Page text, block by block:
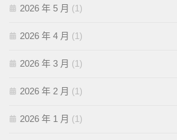
2026 年 5 月 (1)
2026 年 4 月 (1)
2026 年 3 月 (1)
2026 年 2 月 (1)
2026 年 1 月 (1)